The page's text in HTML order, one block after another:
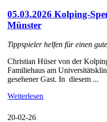
05.03.2026 Kolping-
Münster
Tippspieler helfen für einen
Christian Hüser von der
Familiehaus am
gesehener Gast. In diesem ...
Weiterlesen
20-02-26